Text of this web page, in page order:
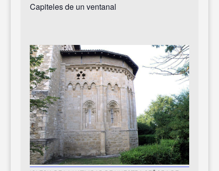
Capiteles de un ventanal